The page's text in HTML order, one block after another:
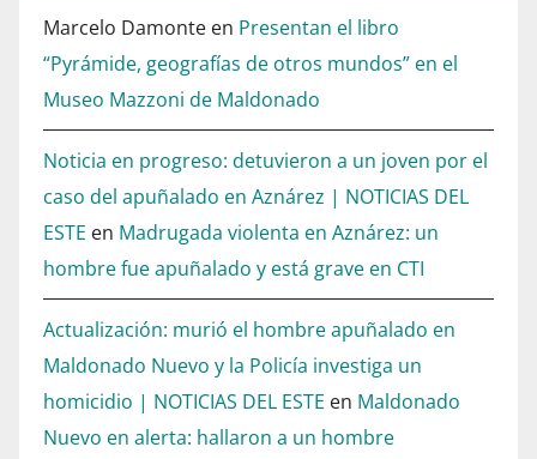
Marcelo Damonte en Presentan el libro
“Pyrámide, geografías de otros mundos” en el
Museo Mazzoni de Maldonado
Noticia en progreso: detuvieron a un joven por el
caso del apuñalado en Aznárez | NOTICIAS DEL
ESTE en Madrugada violenta en Aznárez: un
hombre fue apuñalado y está grave en CTI
Actualización: murió el hombre apuñalado en
Maldonado Nuevo y la Policía investiga un
homicidio | NOTICIAS DEL ESTE en Maldonado
Nuevo en alerta: hallaron a un hombre